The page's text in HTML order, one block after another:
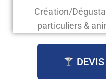
Création/
particuliers &